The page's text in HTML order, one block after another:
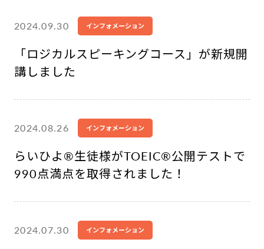
2024.09.30 インフォメーション
「ロジカルスピーキングコース」が新規開
講しました
2024.08.26 インフォメーション
らいひよ®︎生徒様がTOEIC®公開テストで
990点満点を取得されました！
2024.07.30 インフォメーション